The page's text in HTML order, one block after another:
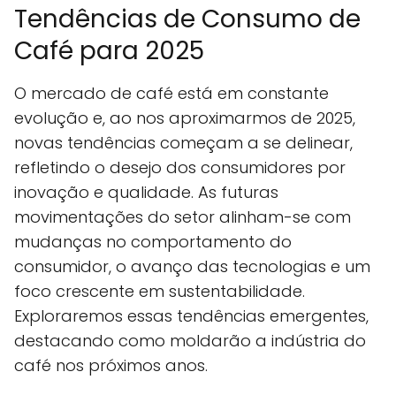
Tendências de Consumo de
Café para 2025
O mercado de café está em constante
evolução e, ao nos aproximarmos de 2025,
novas tendências começam a se delinear,
refletindo o desejo dos consumidores por
inovação e qualidade. As futuras
movimentações do setor alinham-se com
mudanças no comportamento do
consumidor, o avanço das tecnologias e um
foco crescente em sustentabilidade.
Exploraremos essas tendências emergentes,
destacando como moldarão a indústria do
café nos próximos anos.